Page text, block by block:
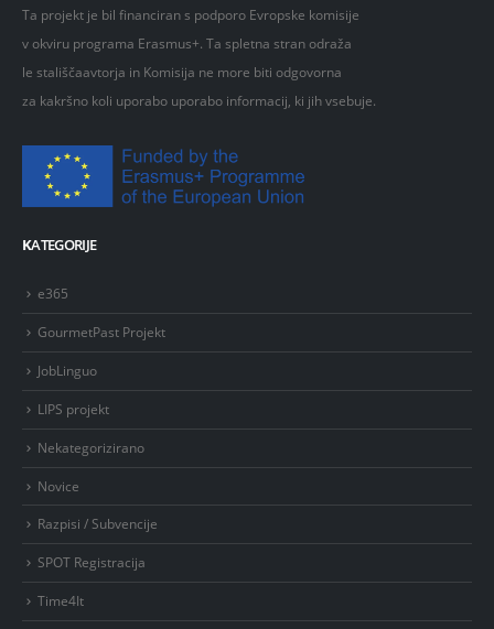
Ta projekt je bil financiran s podporo Evropske komisije
v okviru programa Erasmus+. Ta spletna stran odraža
le stališčaavtorja in Komisija ne more biti odgovorna
za kakršno koli uporabo uporabo informacij, ki jih vsebuje.
KATEGORIJE
e365
GourmetPast Projekt
JobLinguo
LIPS projekt
Nekategorizirano
Novice
Razpisi / Subvencije
SPOT Registracija
Time4It